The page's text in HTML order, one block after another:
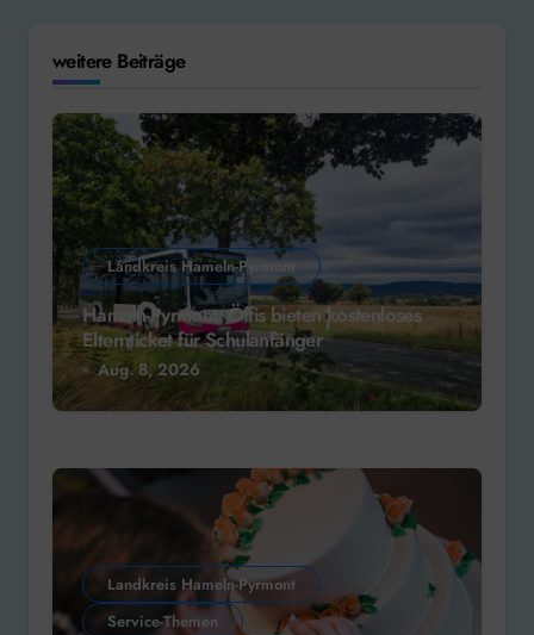
weitere Beiträge
Landkreis Hameln-Pyrmont
Hameln-Pyrmont: Öffis bieten kostenloses
Elternticket für Schulanfänger
Aug. 8, 2026
Landkreis Hameln-Pyrmont
Service-Themen